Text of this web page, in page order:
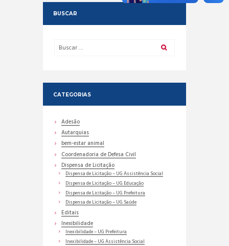
BUSCAR
CATEGORIAS
Adesão
Autarquias
bem-estar animal
Coordenadoria de Defesa Civil
Dispensa de Licitação
Dispensa de Licitação – UG Assistência Social
Dispensa de Licitação – UG Educação
Dispensa de Licitação – UG Prefeitura
Dispensa de Licitação – UG Saúde
Editais
Inexibilidade
Inexibilidade – UG Prefeitura
Inexibilidade – UG Assistência Social